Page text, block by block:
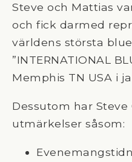
Steve och Mattias
och fick darmed
världens största
”INTERNATIONAL
Memphis TN USA i
Dessutom har Steve
utmärkelser såsom: